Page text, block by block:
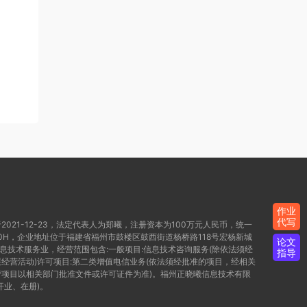
12-23，法定代表人为郑曦，注册资本为100万元人民币，统一
，企业地址位于福建省福州市鼓楼区鼓西街道杨桥路118号宏杨新城
术服务业，经营范围包含:一般项目:信息技术咨询服务(除依法须经
营活动)许可项目:第二类增值电信业务(依法须经批准的项目，经相关
目以相关部门批准文件或许可证件为准)。福州正晓曦信息技术有限
、在册)。
作业
代写
论文
指导